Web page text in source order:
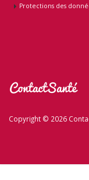
Protections des
Copyright © 2026